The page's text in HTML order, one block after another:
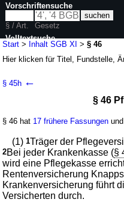
Start > Inhalt SGB XI >§ 46
Hier klicken fürTitel, Fundstelle,
Soziale
BGBl. I
Geltung ab 01.06.1994; FNA:
wird in 683 Vorschriften zitiert
Fünftes Kapitel
Erster Abschnitt
§ 45h ←
§ 46
§ 46 hat 17 frühere Fassungen
(1)1Träger der
2Bei jeder Krankenkasse (§
wird eine Pflegekasse
Rentenversicherung
Krankenversicherung führt
Versicherten durch.
Vorschriftensuche
§ / Art.
Gesetz
Volltextsuche
nur in SGB XI